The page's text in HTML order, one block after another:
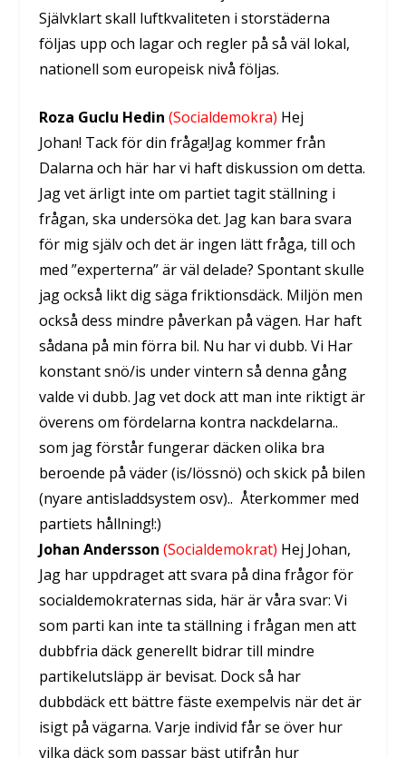
Självklart skall luftkvaliteten i storstäderna
följas upp och lagar och regler på så väl lokal,
nationell som europeisk nivå följas.
Roza Guclu Hedin (Socialdemokra) Hej
Johan! Tack för din fråga!Jag kommer från
Dalarna och här har vi haft diskussion om detta.
Jag vet ärligt inte om partiet tagit ställning i
frågan, ska undersöka det. Jag kan bara svara
för mig själv och det är ingen lätt fråga, till och
med ”experterna” är väl delade? Spontant skulle
jag också likt dig säga friktionsdäck. Miljön men
också dess mindre påverkan på vägen. Har haft
sådana på min förra bil. Nu har vi dubb. Vi Har
konstant snö/is under vintern så denna gång
valde vi dubb. Jag vet dock att man inte riktigt är
överens om fördelarna kontra nackdelarna..
som jag förstår fungerar däcken olika bra
beroende på väder (is/lössnö) och skick på bilen
(nyare antisladdsystem osv).. Återkommer med
partiets hållning!:)
Johan Andersson (Socialdemokrat) Hej Johan,
Jag har uppdraget att svara på dina frågor för
socialdemokraternas sida, här är våra svar: Vi
som parti kan inte ta ställning i frågan men att
dubbfria däck generellt bidrar till mindre
partikelutsläpp är bevisat. Dock så har
dubbdäck ett bättre fäste exempelvis när det är
isigt på vägarna. Varje individ får se över hur
vilka däck som passar bäst utifrån hur